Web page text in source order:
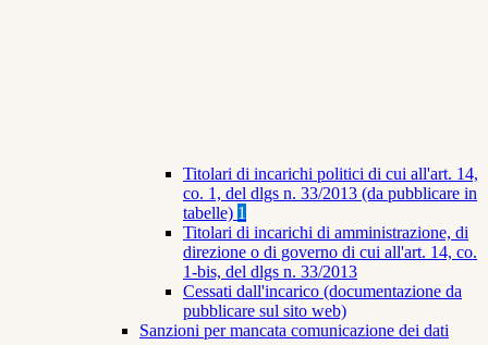
Titolari di incarichi politici di cui all'art. 14,
co. 1, del dlgs n. 33/2013 (da pubblicare in
tabelle) 1
Titolari di incarichi di amministrazione, di
direzione o di governo di cui all'art. 14, co.
1-bis, del dlgs n. 33/2013
Cessati dall'incarico (documentazione da
pubblicare sul sito web)
Sanzioni per mancata comunicazione dei dati